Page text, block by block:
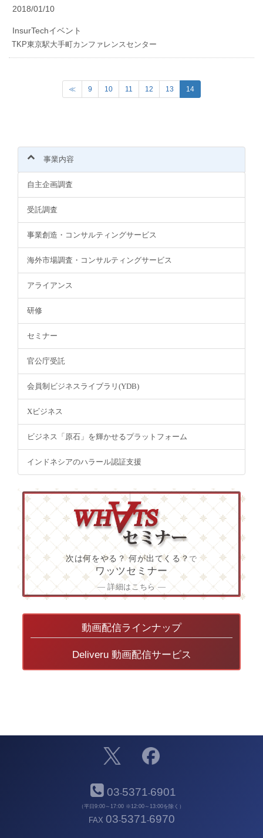
2018/01/10
InsurTechイベント
TKP東京駅大手町カンファレンスセンター
≪ 9 10 11 12 13 14(
c
)
事業内容
自主企画調査
受託調査
事業創造・コンサルティングサービス
海外市場調査・コンサルティングサービス
アライアンス
研修
セミナー
官公庁受託
会員制ビジネスライブラリ(YDB)
Xビジネス
ビジネス「原石」を輝かせるプラットフォーム
インドネシアのハラール認証支援
次は何をやる？ 何が出てくる？ で
ワッツセミナー
― 詳細はこちら ―
動画配信ラインナップ
Deliveru 動画配信サービス
03-5371-6901
（平日9:00～17:00 ※12:00～13:00を除く）
FAX 03-5371-6970